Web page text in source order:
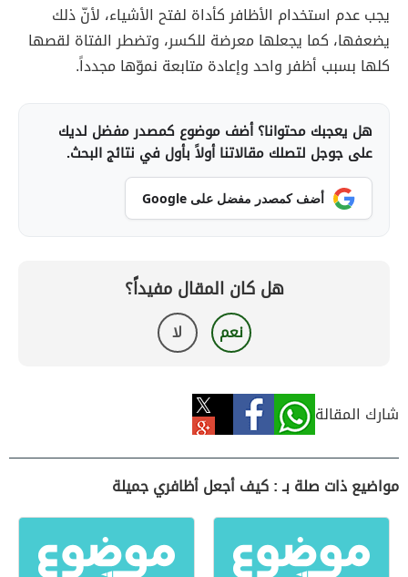
يجب عدم استخدام الأظافر كأداة لفتح الأشياء، لأنّ ذلك
يضعفها، كما يجعلها معرضة للكسر، وتضطر الفتاة لقصها
كلها بسبب أظفر واحد وإعادة متابعة نموّها مجدداً.
هل يعجبك محتوانا؟ أضف موضوع كمصدر مفضل لديك
على جوجل لتصلك مقالاتنا أولاً بأول في نتائج البحث.
أضف كمصدر مفضل على Google
هل كان المقال مفيداً؟
نعم لا
شارك المقالة
مواضيع ذات صلة بـ : كيف أجعل أظافري جميلة